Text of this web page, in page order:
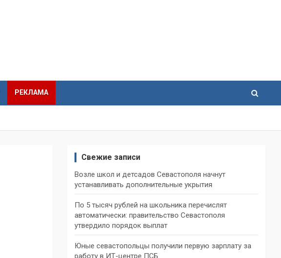
РЕКЛАМА
Свежие записи
Возле школ и детсадов Севастополя начнут
устанавливать дополнительные укрытия
По 5 тысяч рублей на школьника перечислят
автоматически: правительство Севастополя
утвердило порядок выплат
Юные севастопольцы получили первую зарплату за
работу в ИТ-центре ПСБ